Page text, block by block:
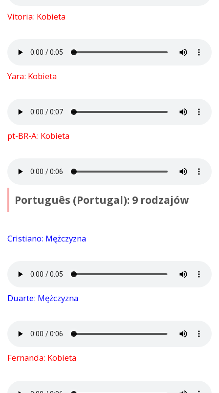
Vitoria: Kobieta
Yara: Kobieta
pt-BR-A: Kobieta
Português (Portugal): 9 rodzajów
Cristiano: Mężczyzna
Duarte: Mężczyzna
Fernanda: Kobieta